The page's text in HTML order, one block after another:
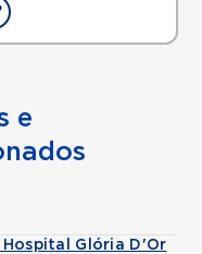
e
Glória D'Or